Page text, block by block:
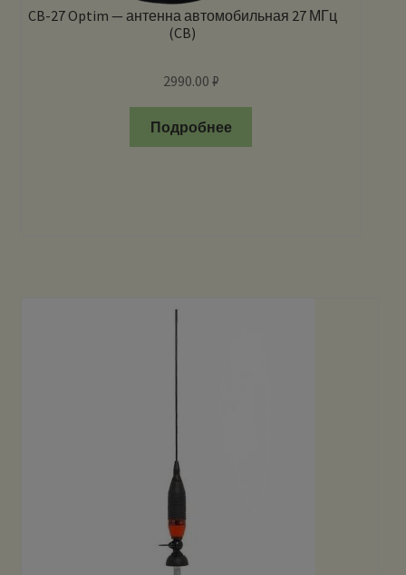
CB-27 Optim — антенна автомобильная 27 МГц
(CB)
2990.00 ₽
Подробнее